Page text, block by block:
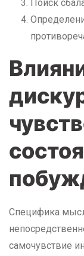
Поиск
Специфика
самочувствие